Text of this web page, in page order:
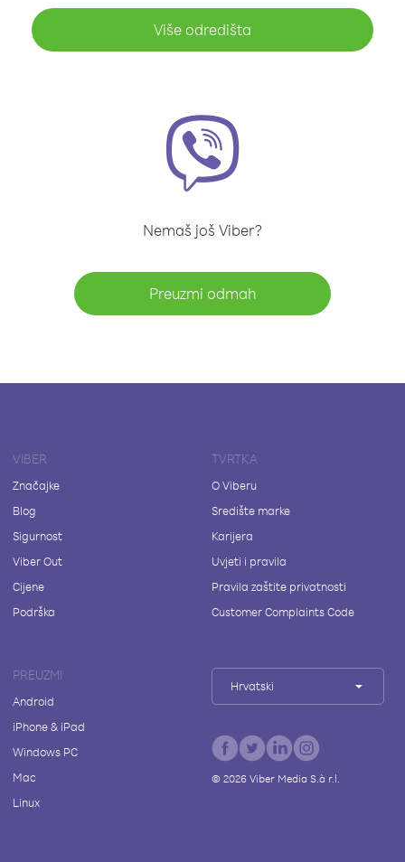
Više odredišta
Nemaš još Viber?
Preuzmi odmah
VIBER
Značajke
Blog
Sigurnost
Viber Out
Cijene
Podrška
TVRTKA
O Viberu
Središte marke
Karijera
Uvjeti i pravila
Pravila zaštite privatnosti
Customer Complaints Code
PREUZMI
Android
iPhone & iPad
Windows PC
Mac
Linux
Hrvatski
© 2026Viber Media S.à r.l.